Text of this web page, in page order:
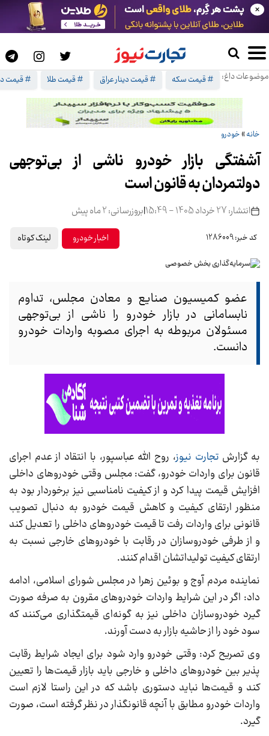
موضوعات داغ: # قیمت سکه # قیمت دینار عراق # قیمت طلا # قیمت
×
خانه» خودرو
آشفتگی بازار خودرو ناشی از بی‌توجهی
دولتمردان به قانون است
انتشار: 27 خرداد 1405 - 15:49 |بروزرسانی: 2 ماه پیش
کد خبر: 1286009 اخبار خودرو لینک کوتاه
عضو کمیسیون صنایع و معادن مجلس، تداوم
نابسامانی در بازار خودرو را ناشی از بی‌توجهی
مسئولان مربوطه به اجرای مصوبه واردات خودرو
دانست.
به گزارش تجارت نیوز، روح الله عباسپور، با انتقاد از عدم اجرای
قانون برای واردات خودرو، گفت: مجلس وقتی خودروهای داخلی
افزایش قیمت پیدا کرد و از کیفیت نامناسبی نیز برخوردار بود به
منظور ارتقای کیفیت و کاهش قیمت خودرو به دنبال تصویب
قانونی برای واردات رفت تا قیمت خودروهای داخلی را تعدیل کند
و از طرفی خودروسازان در رقابت با خودروهای خارجی نسبت به
ارتقای کیفیت تولیداتشان اقدام کنند.
نماینده مردم آوج و بوئین زهرا در مجلس شورای اسلامی، ادامه
داد: اگر در این شرایط واردات خودروهای مقرون به صرفه صورت
گیرد خودروسازان داخلی نیز به گونه‌ای قیمتگذاری می‌کنند که
سود خود را از حاشیه بازار به دست آورند.
وی تصریح کرد: وقتی خودرو وارد شود برای ایجاد شرایط رقابت
پذیر بین خودروهای داخلی و خارجی باید بازار قیمت‌ها را تعیین
کند و قیمت‌ها نباید دستوری باشد که در این راستا لازم است
واردات خودرو مطابق با آنچه قانونگذار در نظر گرفته است، صورت
گیرد.